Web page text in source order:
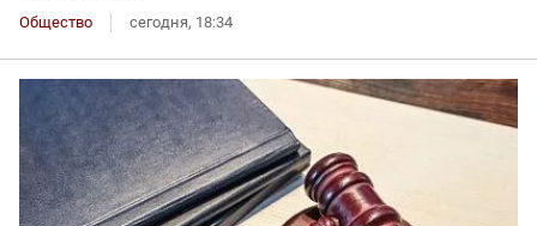
Общество сегодня, 18:34